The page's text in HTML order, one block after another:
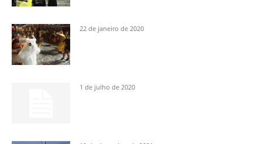
22 de janeiro de 2020
1 de julho de 2020